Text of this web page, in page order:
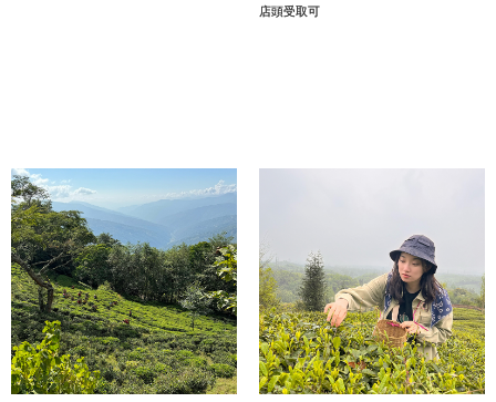
店頭受取可